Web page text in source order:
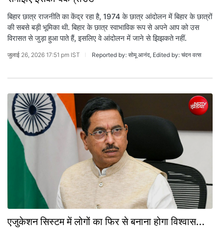
बिहार छात्र राजनीति का केंद्र रहा है, 1974 के छात्र आंदोलन में बिहार के छात्रों
की सबसे बड़ी भूमिका थी. बिहार के छात्र स्वाभाविक रूप से अपने आप को उस
विरासत से जुड़ा हुआ पाते हैं, इसलिए वे आंदोलन में जाने से झिझकते नहीं.
जुलाई 26, 2026 17:51 pm IST Reported by: सोमू आनंद, Edited by: चंदन वत्स
एजुकेशन सिस्टम में लोगों का फिर से बनाना होगा विश्वास...